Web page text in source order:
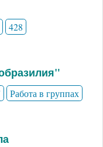
428
Работа в группах